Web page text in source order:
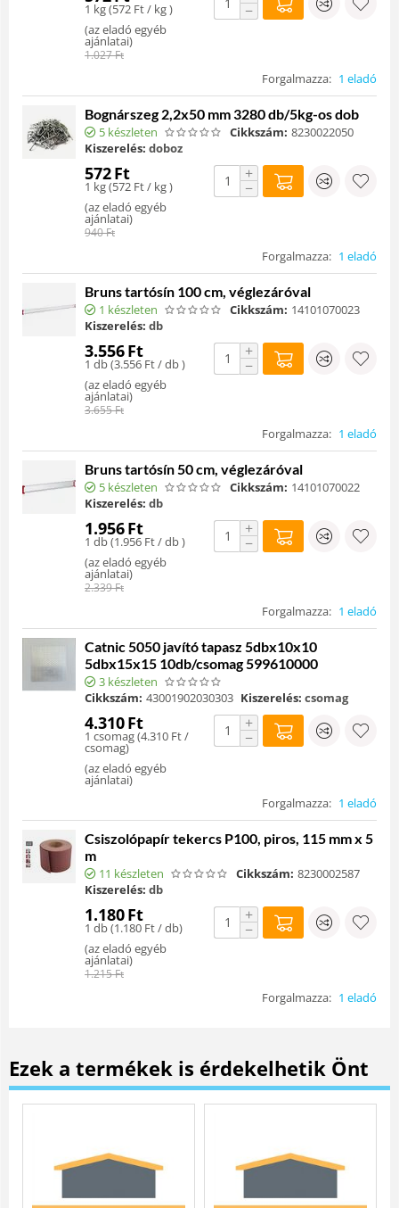
1 kg (572 Ft/ kg )
(az eladó egyéb
ajánlatai)
1.027Ft
−
Forgalmazza: 1 eladó
Bognárszeg 2,2x50 mm 3280 db/5kg-os dob
5 készleten Cikkszám: 8230022050
Kiszerelés: doboz
572Ft
1 kg (572 Ft/ kg )
(az eladó egyéb
ajánlatai)
940Ft
+
−
Forgalmazza: 1 eladó
Bruns tartósín 100 cm, véglezáróval
1 készleten Cikkszám: 14101070023
Kiszerelés: db
3.556Ft
1 db (3.556 Ft/ db )
(az eladó egyéb
ajánlatai)
3.655Ft
+
−
Forgalmazza: 1 eladó
Bruns tartósín 50 cm, véglezáróval
5 készleten Cikkszám: 14101070022
Kiszerelés: db
1.956Ft
1 db (1.956 Ft/ db )
(az eladó egyéb
ajánlatai)
2.339Ft
+
−
Forgalmazza: 1 eladó
Catnic 5050 javító tapasz 5dbx10x10
5dbx15x15 10db/csomag 599610000
3 készleten
Cikkszám: 43001902030303 Kiszerelés: csomag
4.310Ft
1 csomag (4.310 Ft/
csomag)
(az eladó egyéb
ajánlatai)
+
−
Forgalmazza: 1 eladó
Csiszolópapír tekercs P100, piros, 115 mm x 5
m
11 készleten Cikkszám: 8230002587
Kiszerelés: db
1.180Ft
1 db (1.180 Ft/ db)
(az eladó egyéb
ajánlatai)
1.215Ft
+
−
Forgalmazza: 1 eladó
Ezek a termékek is érdekelhetik Önt